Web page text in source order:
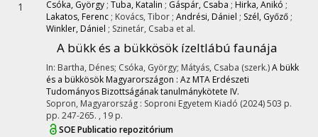
1 Csóka, György ; Tuba, Katalin ; Gáspár, Csaba ; Hirka, Anikó ;
Lakatos, Ferenc ; Kovács, Tibor ; Andrési, Dániel ; Szél, Győző ;
Winkler, Dániel ; Szinetár, Csaba et al.
A bükk és a bükkösök ízeltlábú faunája
In: Bartha, Dénes; Csóka, György; Mátyás, Csaba (szerk.)A bükk
és a bükkösök Magyarországon : Az MTA Erdészeti
Tudományos Bizottságának tanulmánykötete IV.
Sopron, Magyarország : Soproni Egyetem Kiadó (2024)503 p.
pp. 247-265. , 19 p.
SOE Publicatio repozitórium